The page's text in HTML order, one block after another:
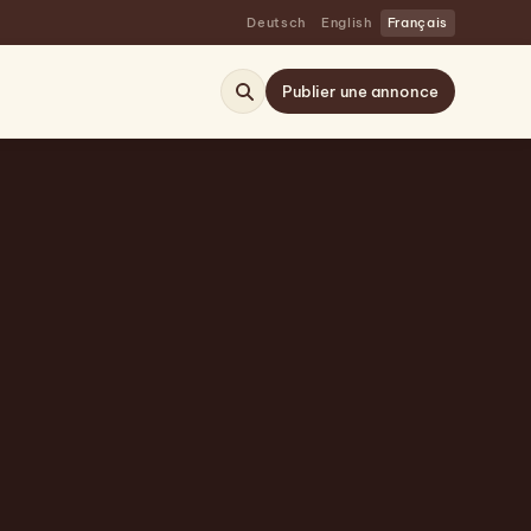
Deutsch English Français
Publier une annonce